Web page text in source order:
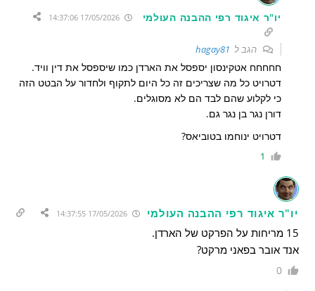
יו"ר איגוד רפי ההבנה העולמי 17/05/2026 14:37:06
הגב ל hagay81
חחחחח אטקינסון יספסל את הארדן כמו שיספסל את דין וויד.
דטרויט כל מה שצריכים זה כל היום לתקוף ולחדור על הבטט הזה
כי לקלוע שהם לבד הם לא מסוגלים.
דורן נגר בן נגר גם.
דטרויט ינוחמו בטוביאס?
1
יו"ר איגוד רפי ההבנה העולמי 17/05/2026 14:37:55
15 מריחות על הפרקט של הארדן.
אנד אובר בפאני מרקט?
0